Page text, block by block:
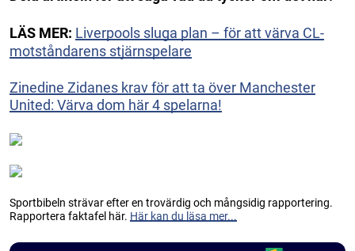
LÄS MER: Liverpools sluga plan – för att värva CL-
motståndarens stjärnspelare
Zinedine Zidanes krav för att ta över Manchester
United: Värva dom här 4 spelarna!
Sportbibeln strävar efter en trovärdig och mångsidig rapportering.
Rapportera faktafel här. Här kan du läsa mer...